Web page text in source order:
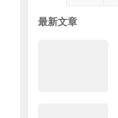
最新文章